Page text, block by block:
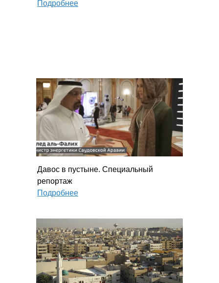
Подробнее
Давос в пустыне. Специальный
репортаж
Подробнее